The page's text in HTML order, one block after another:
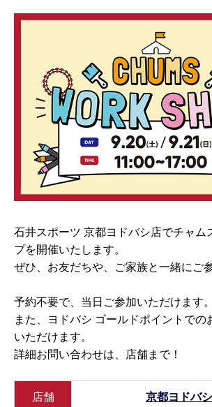
石井スポーツ 京都ヨドバシ店でチャム
プを開催いたします。
ぜひ、お友だちや、ご家族と一緒にご
予約不要で、当日ご参加いただけます。
また、ヨドバシ ゴールドポイントでの
いただけます。
詳細お問い合わせは、店舗まで！
店舗 京都ヨドバ